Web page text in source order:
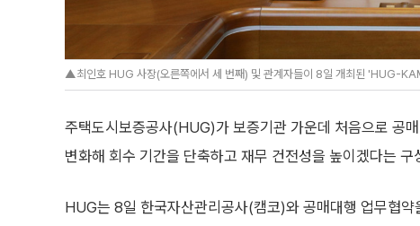
▲최인호 HUG 사장(오른쪽에서 세 번째) 및 관계자들이 8일 개최된 'HUG-
주택도시보증공사(HUG)가 보증기관 가운데 처음으로 공
변화해 회수 기간을 단축하고 재무 건전성을 높이겠다는 구
HUG는 8일 한국자산관리공사(캠코)와 공매대행 업무협약